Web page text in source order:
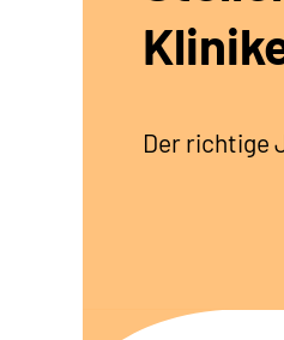
Der richtige